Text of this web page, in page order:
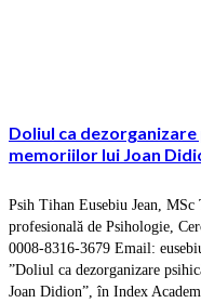
Doliul ca dezorganizare
memoriilor lui Joan
Psih Tihan Eusebiu Jean,
profesională de Psihologie,
0008-8316-3679 Email:
”Doliul ca dezorganizare
Joan Didion”, în Index